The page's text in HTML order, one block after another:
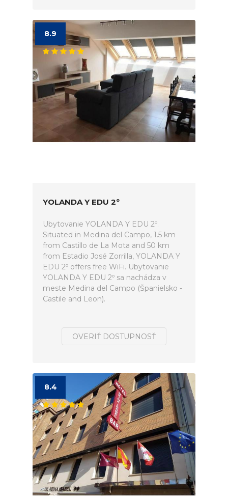
8.9
YOLANDA Y EDU 2º
Ubytovanie YOLANDA Y EDU 2º.
Situated in Medina del Campo, 1.5 km
from Castillo de La Mota and 50 km
from Estadio José Zorrilla, YOLANDA Y
EDU 2º offers free WiFi. Ubytovanie
YOLANDA Y EDU 2º sa nachádza v
meste Medina del Campo (Španielsko -
Castile and Leon).
OVERIŤ DOSTUPNOSŤ
8.4